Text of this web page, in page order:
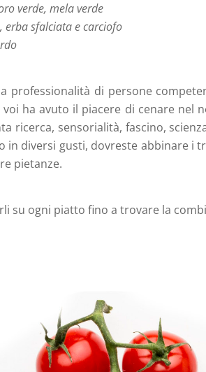
verde, mela verde
erba sfalciata e carciofo
professionalità di persone
ha avuto il piacere di cenare nel
ricerca, sensorialità, fascino,
in diversi gusti, dovreste
pietanze.
su ogni piatto fino a trovare la